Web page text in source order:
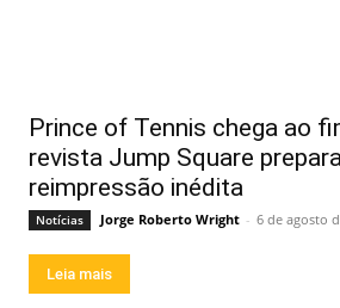
Prince of Tennis chega ao
revista Jump Square
reimpressão inédita
Notícias Jorge Roberto Wright - 6 de agosto
Leia mais